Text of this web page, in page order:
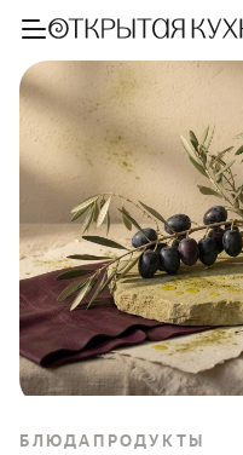
БЛЮДА ПРОДУКТЫ